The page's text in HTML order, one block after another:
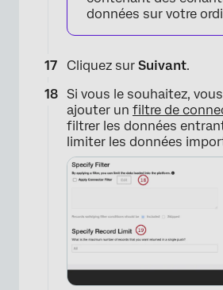
données sur votre
Cliquez sur Suivant.
Si vous le souhaitez,
ajouter un filtre de
filtrer les données
limiter les données